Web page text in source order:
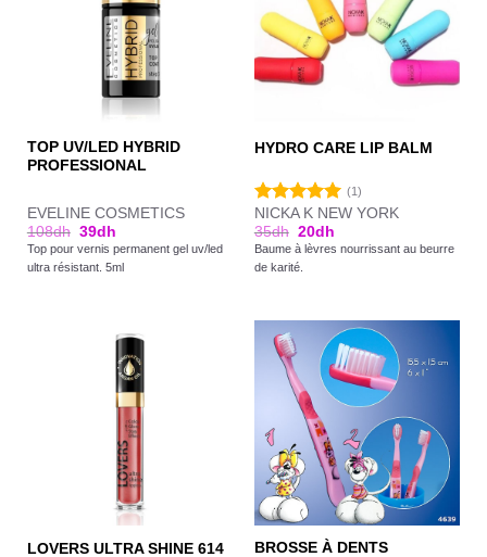
TOP UV/LED HYBRID
PROFESSIONAL
EVELINE COSMETICS
108dh 39dh
Top pour vernis permanent gel uv/led
ultra résistant. 5ml
HYDRO CARE LIP BALM
Note5.00
sur 5
(1)
NICKA K NEW YORK
35dh 20dh
Baume à lèvres nourrissant au beurre
de karité.
LOVERS ULTRA SHINE 614
BROSSE À DENTS